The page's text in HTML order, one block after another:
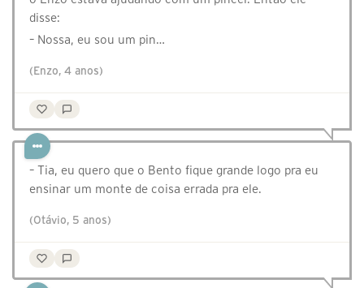
disse:
– Nossa, eu sou um pin…
(Enzo, 4 anos)
– Tia, eu quero que o Bento fique grande logo pra eu
ensinar um monte de coisa errada pra ele.
(Otávio, 5 anos)